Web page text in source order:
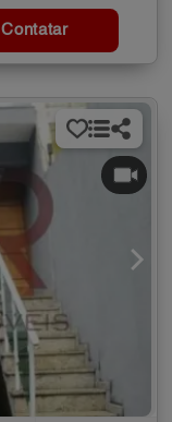
Contatar